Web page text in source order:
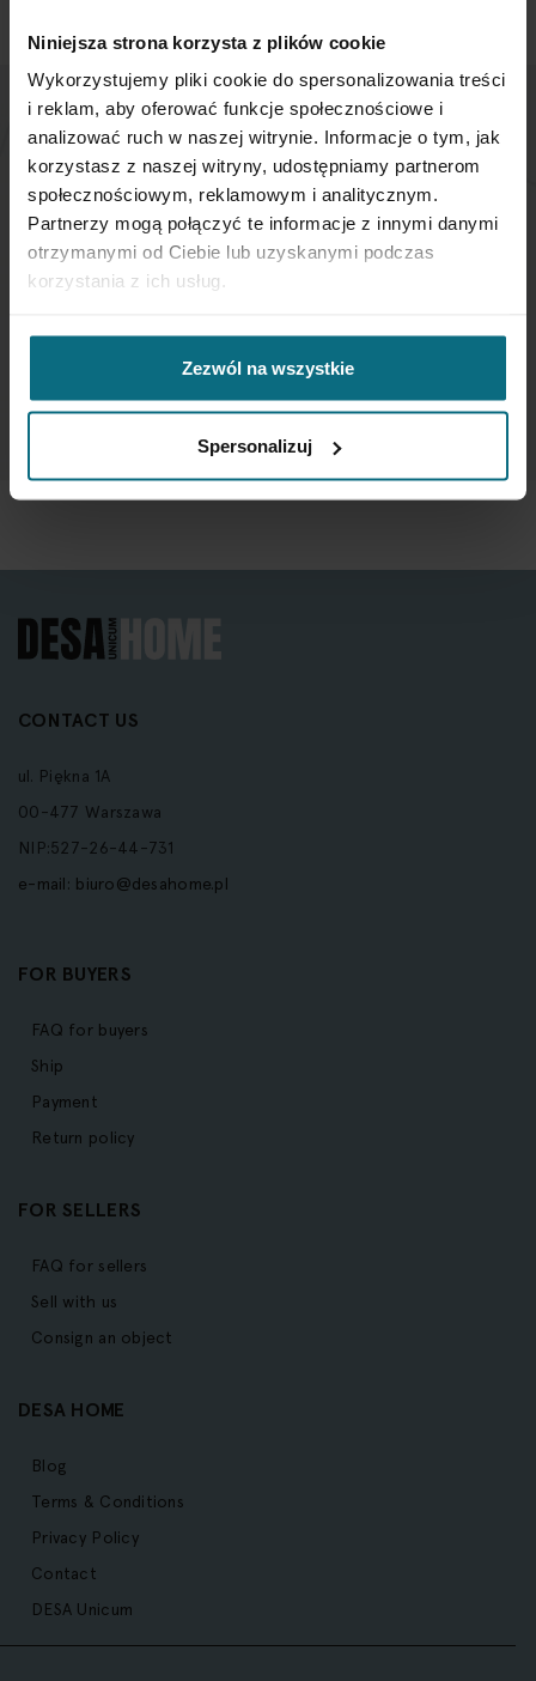
Niniejsza strona korzysta z plików cookie
Wykorzystujemy pliki cookie do spersonalizowania treści
i reklam, aby oferować funkcje społecznościowe i
analizować ruch w naszej witrynie. Informacje o tym, jak
korzystasz z naszej witryny, udostępniamy partnerom
społecznościowym, reklamowym i analitycznym.
Partnerzy mogą połączyć te informacje z innymi danymi
otrzymanymi od Ciebie lub uzyskanymi podczas
korzystania z ich usług.
Zezwól na wszystkie
Spersonalizuj
NEWSLETTER
If you want to be up to date, sign up to receive our
newsletter enter your email below.
Up
Newsletter:
SUBSCRIBE
CONTACT US
ul. Piękna 1A
00-477 Warszawa
NIP:527-26-44-731
e-mail: biuro@desahome.pl
FOR BUYERS
FAQ for buyers
Ship
Payment
Return policy
FOR SELLERS
FAQ for sellers
Sell with us
Consign an object
DESA HOME
Blog
Terms & Conditions
Privacy Policy
Contact
DESA Unicum